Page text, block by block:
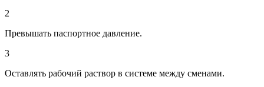
2
Превышать паспортное давление.
3
Оставлять рабочий раствор в системе между сменами.